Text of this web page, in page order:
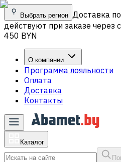
Выбрать регион Доставка
действуют при заказе через
450 BYN
О компании
Программа лояльности
Оплата
Доставка
Контакты
Каталог